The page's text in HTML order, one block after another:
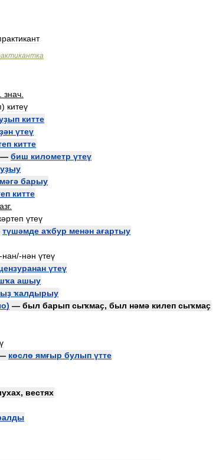
знач
) китеү
китте
үтеү
китте
— биш километр үтеү
уҙыу
барыу
китте
.
үтеү
түшәмде аҡбур менән ағартыу
, -нан/-нән үтеү
үтеү
ашыу
ҡалдырыу
) — был барып сыҡмаҫ, был нәмә килеп сыҡмаҫ
көслө ямғыр булып үтте
, вестях